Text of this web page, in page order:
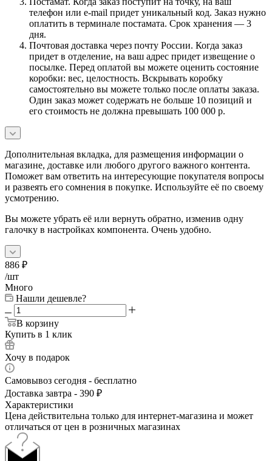
телефон или e-mail придет уникальный код. Заказ нужно
оплатить в терминале постамата. Срок хранения — 3
дня.
Почтовая доставка через почту России. Когда заказ
придет в отделение, на ваш адрес придет извещение о
посылке. Перед оплатой вы можете оценить состояние
коробки: вес, целостность. Вскрывать коробку
самостоятельно вы можете только после оплаты заказа.
Один заказ может содержать не больше 10 позиций и
его стоимость не должна превышать 100 000 р.
Дополнительная вкладка, для размещения информации о
магазине, доставке или любого другого важного контента.
Поможет вам ответить на интересующие покупателя вопросы
и развеять его сомнения в покупке. Используйте её по своему
усмотрению.
Вы можете убрать её или вернуть обратно, изменив одну
галочку в настройках компонента. Очень удобно.
886 ₽
/шт
Много
Нашли дешевле?
В корзину
Купить в 1 клик
Хочу в подарок
Самовывоз сегодня - бесплатно
Доставка завтра - 390 ₽
Характеристики
Цена действительна только для интернет-магазина и может
отличаться от цен в розничных магазинах